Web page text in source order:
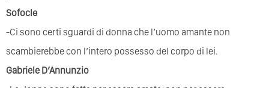
Sofocle
-Ci sono certi sguardi di donna che l’uomo amante non
scambierebbe con l’intero possesso del corpo di lei.
Gabriele D’Annunzio